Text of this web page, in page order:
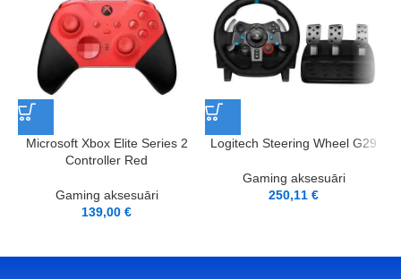
Microsoft Xbox Elite Series 2
Controller Red
Gaming aksesuāri
139,00€
Logitech Steering Wheel G29
Gaming aksesuāri
250,11€